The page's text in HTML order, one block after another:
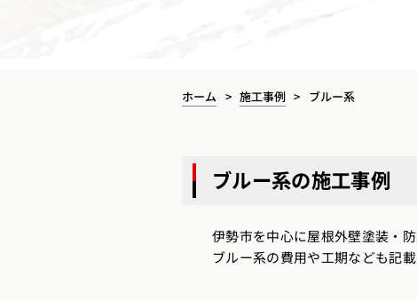
ホーム 施工事例 ブルー系
ブルー系の施工事例
伊勢市を中心に屋根外壁塗装・
ブルー系の費用や工期なども記